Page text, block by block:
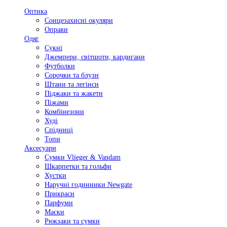
Оптика
Сонцезахисні окуляри
Оправи
Одяг
Сукні
Джемпери, світшоти, кардигани
Футболки
Сорочки та блузи
Штани та легінси
Піджаки та жакети
Піжами
Комбінезони
Худі
Спідниці
Топи
Аксесуари
Сумки Vlieger & Vandam
Шкарпетки та гольфи
Хустки
Наручні годинники Newgate
Прикраси
Парфуми
Маски
Рюкзаки та сумки